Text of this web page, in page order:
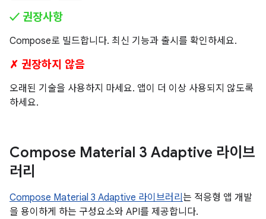
✓ 권장사항
Compose로 빌드합니다. 최신 기능과 출시를 확인하세요.
✗ 권장하지 않음
오래된 기술을 사용하지 마세요. 앱이 더 이상 사용되지 않도록
하세요.
Compose Material 3 Adaptive 라이브
러리
Compose Material 3 Adaptive 라이브러리 는 적응형 앱 개발
을 용이하게 하는 구성요소와 API를 제공합니다.